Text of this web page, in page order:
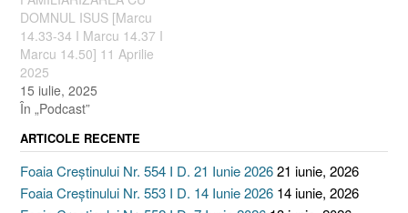
DOMNUL ISUS [Marcu
14.33-34 I Marcu 14.37 I
Marcu 14.50] 11 Aprilie
2025
15 iulie, 2025
În „Podcast”
ARTICOLE RECENTE
Foaia Creștinului Nr. 554 I D. 21 Iunie 202621 iunie, 2026
Foaia Creștinului Nr. 553 I D. 14 Iunie 2026 14 iunie, 2026